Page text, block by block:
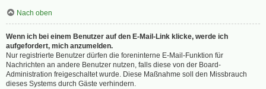
Nach oben
Wenn ich bei einem Benutzer auf den E-Mail-Link klicke, werde ich
aufgefordert, mich anzumelden.
Nur registrierte Benutzer dürfen die foreninterne E-Mail-Funktion für
Nachrichten an andere Benutzer nutzen, falls diese von der Board-
Administration freigeschaltet wurde. Diese Maßnahme soll den Missbrauch
dieses Systems durch Gäste verhindern.